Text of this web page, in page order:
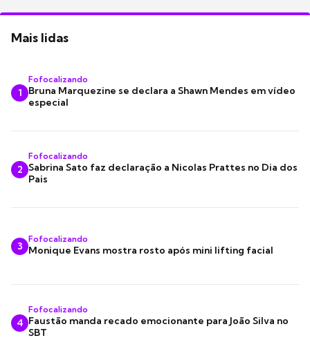
Mais lidas
1
Fofocalizando
Bruna Marquezine se declara a Shawn Mendes em vídeo
especial
2
Fofocalizando
Sabrina Sato faz declaração a Nicolas Prattes no Dia dos
Pais
3
Fofocalizando
Monique Evans mostra rosto após mini lifting facial
4
Fofocalizando
Faustão manda recado emocionante para João Silva no
SBT